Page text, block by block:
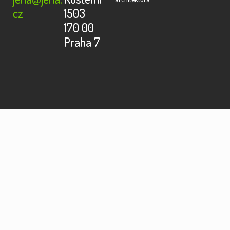
cz
1503
170 00
Praha 7